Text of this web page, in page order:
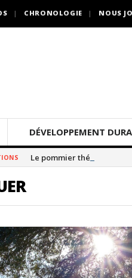
CHRONOLOGIE NOUS
DÉVELOPPEMENT
Le pommier thé